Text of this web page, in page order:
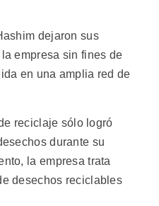
dejaron sus
empresa sin fines de
en una amplia red de
reciclaje sólo logró
durante su
la empresa trata
desechos reciclables